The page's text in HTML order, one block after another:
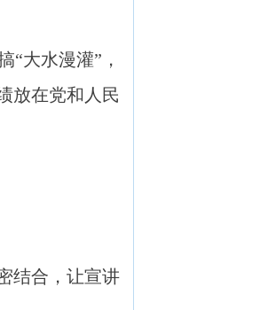
大水漫灌”，
放在党和人民
结合，让宣讲